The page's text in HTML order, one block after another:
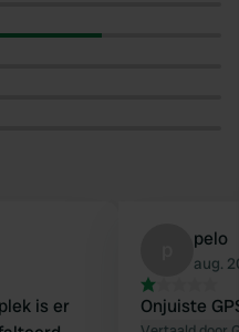
is er
pelo
aug.
Onjuiste